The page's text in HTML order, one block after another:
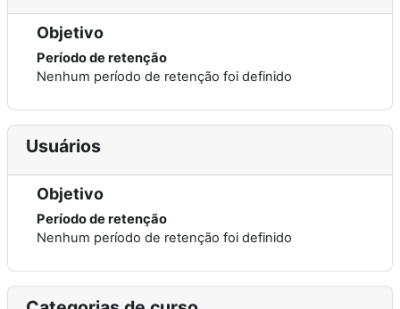
Objetivo
Período de retenção
Nenhum período de retenção foi definido
Usuários
Objetivo
Período de retenção
Nenhum período de retenção foi definido